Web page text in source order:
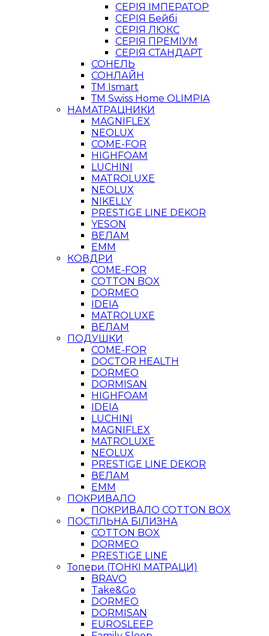
СЕРІЯ ІМПЕРАТОР
СЕРІЯ Бейбі
СЕРІЯ ЛЮКС
СЕРІЯ ПРЕМІУМ
СЕРІЯ СТАНДАРТ
СОНЕЛЬ
СОНЛАЙН
ТМ Ismart
ТМ Swiss Home OLIMPIA
НАМАТРАЦНИКИ
MAGNIFLEX
NEOLUX
COME-FOR
HIGHFOAM
LUCHINI
MATROLUXE
NEOLUX
NIKELLY
PRESTIGE LINE DEKOR
YESON
ВЕЛАМ
ЕММ
КОВДРИ
COME-FOR
COTTON BOX
DORMEO
IDEIA
MATROLUXE
ВЕЛАМ
ПОДУШКИ
COME-FOR
DOCTOR HEALTH
DORMEO
DORMISAN
HIGHFOAM
IDEIA
LUCHINI
MAGNIFLEX
MATROLUXE
NEOLUX
PRESTIGE LINE DEKOR
ВЕЛАМ
ЕММ
ПОКРИВАЛО
ПОКРИВАЛО COTTON BOX
ПОСТІЛЬНА БІЛИЗНА
COTTON BOX
DORMEO
PRESTIGE LINE
Топери (ТОНКІ МАТРАЦИ)
BRAVO
Take&Go
DORMEO
DORMISAN
EUROSLEEP